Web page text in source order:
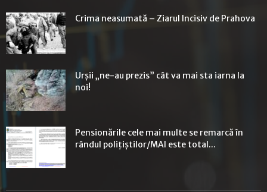
Crima neasumată – Ziarul Incisiv de Prahova
Urșii „ne-au prezis” cât va mai sta iarna la
noi!
Pensionările cele mai multe se remarcă în
rândul polițiștilor/MAI este total...